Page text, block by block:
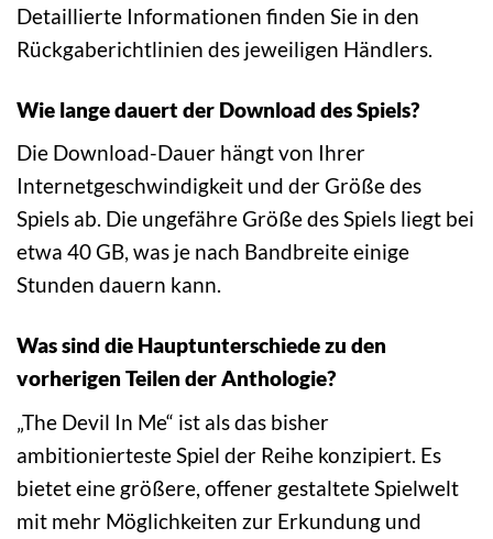
Detaillierte Informationen finden Sie in den
Rückgaberichtlinien des jeweiligen Händlers.
Wie lange dauert der Download des Spiels?
Die Download-Dauer hängt von Ihrer
Internetgeschwindigkeit und der Größe des
Spiels ab. Die ungefähre Größe des Spiels liegt bei
etwa 40 GB, was je nach Bandbreite einige
Stunden dauern kann.
Was sind die Hauptunterschiede zu den
vorherigen Teilen der Anthologie?
„The Devil In Me“ ist als das bisher
ambitionierteste Spiel der Reihe konzipiert. Es
bietet eine größere, offener gestaltete Spielwelt
mit mehr Möglichkeiten zur Erkundung und